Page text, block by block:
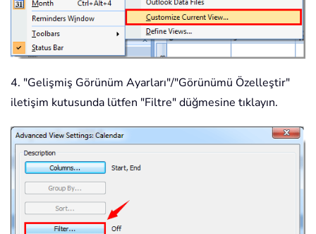
4. "Gelişmiş Görünüm Ayarları"/"Görünümü Özelleştir"
iletişim kutusunda lütfen "Filtre" düğmesine tıklayın.